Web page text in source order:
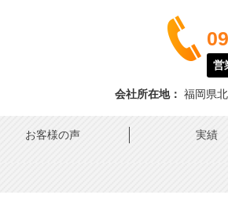
営
会社所在地： 福岡県
お客様の声 実績